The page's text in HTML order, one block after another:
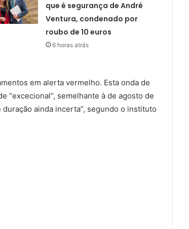
que é segurança de André
Ventura, condenado por
roubo de 10 euros
6 horas atrás
em alerta vermelho. Esta onda de
“excecional”, semelhante à de agosto de
ainda incerta”, segundo o instituto